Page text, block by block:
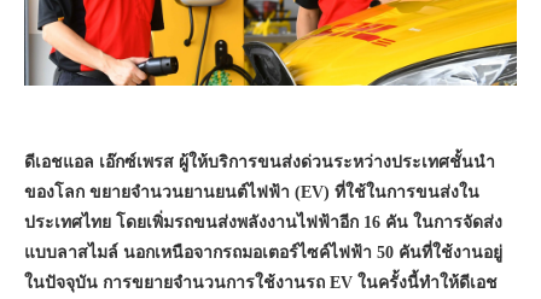
ดีเอชแอล เอ๊กซ์เพรส ผู้ให้บริการขนส่งด่วนระหว่างประเทศชั้นนำ
ของโลก ขยายจำนวนยานยนต์ไฟฟ้า (EV) ที่ใช้ในการขนส่งใน
ประเทศไทย โดยเพิ่มรถขนส่งพลังงานไฟฟ้าอีก 16 คัน ในการจัดส่ง
แบบลาสไมล์ นอกเหนือจากรถมอเตอร์ไซค์ไฟฟ้า 50 คันที่ใช้งานอยู่
ในปัจจุบัน การขยายจำนวนการใช้งานรถ EV ในครั้งนี้ทำให้ดีเอช